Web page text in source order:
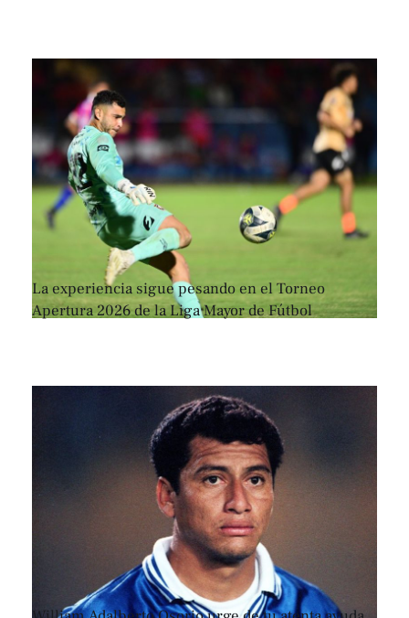
La experiencia sigue pesando en el Torneo
Apertura 2026 de la Liga Mayor de Fútbol